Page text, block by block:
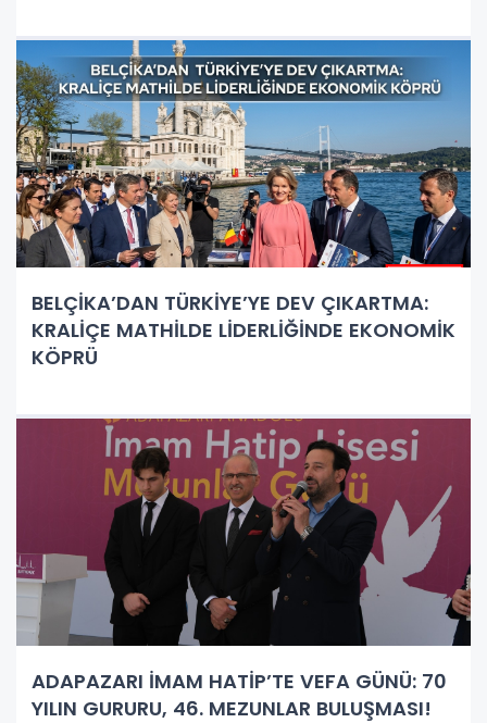
BELÇİKA’DAN TÜRKİYE’YE DEV ÇIKARTMA:
KRALİÇE MATHİLDE LİDERLİĞİNDE EKONOMİK
KÖPRÜ
ADAPAZARI İMAM HATİP’TE VEFA GÜNÜ: 70
YILIN GURURU, 46. MEZUNLAR BULUŞMASI!